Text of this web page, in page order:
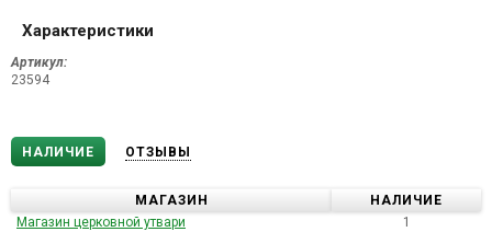
Характеристики
Артикул:
23594
НАЛИЧИЕ ОТЗЫВЫ
МАГАЗИН
НАЛИЧИЕ
Магазин церковной утвари
1